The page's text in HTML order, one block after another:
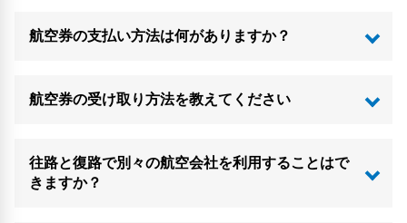
航空券の支払い方法は何がありますか？
航空券の受け取り方法を教えてください
往路と復路で別々の航空会社を利用することはで
きますか？